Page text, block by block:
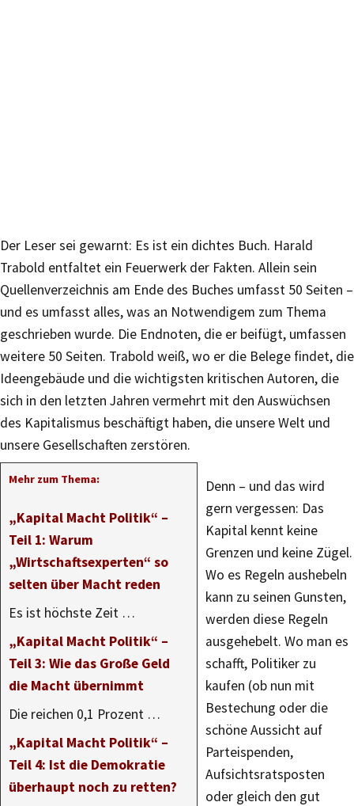
Der Leser sei gewarnt: Es ist ein dichtes Buch. Harald
Trabold entfaltet ein Feuerwerk der Fakten. Allein sein
Quellenverzeichnis am Ende des Buches umfasst 50 Seiten –
und es umfasst alles, was an Notwendigem zum Thema
geschrieben wurde. Die Endnoten, die er beifügt, umfassen
weitere 50 Seiten. Trabold weiß, wo er die Belege findet, die
Ideengebäude und die wichtigsten kritischen Autoren, die
sich in den letzten Jahren vermehrt mit den Auswüchsen
des Kapitalismus beschäftigt haben, die unsere Welt und
unsere Gesellschaften zerstören.
Mehr zum Thema:
„Kapital Macht Politik“ –
Teil 1: Warum
„Wirtschaftsexperten“ so
selten über Macht reden
Es ist höchste Zeit …
„Kapital Macht Politik“ –
Teil 3: Wie das Große Geld
die Macht übernimmt
Die reichen 0,1 Prozent …
„Kapital Macht Politik“ –
Teil 4: Ist die Demokratie
überhaupt noch zu retten?
Denn – und das wird
gern vergessen: Das
Kapital kennt keine
Grenzen und keine Zügel.
Wo es Regeln aushebeln
kann zu seinen Gunsten,
werden diese Regeln
ausgehebelt. Wo man es
schafft, Politiker zu
kaufen (ob nun mit
Bestechung oder die
schöne Aussicht auf
Parteispenden,
Aufsichtsratsposten
oder gleich den gut